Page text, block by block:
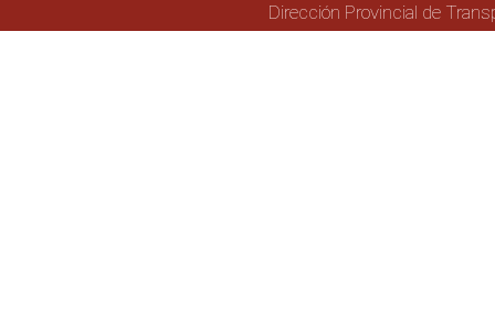
Dirección Provincial de